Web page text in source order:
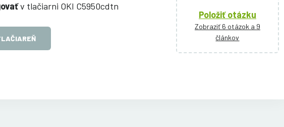
v tlačiarni OKI C5950cdtn
Položiť otázku
Zobraziť 6 otázok a 9
článkov